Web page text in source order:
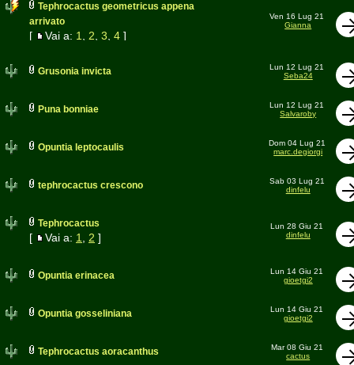
Tephrocactus geometricus appena
arrivato
[ Vai a: 1 2 3 4]
Ven 16 Lug 21
Gianna
Grusonia invicta
Lun 12 Lug 21
Seba24
Puna bonniae
Lun 12 Lug 21
Salvaroby
Opuntia leptocaulis
Dom 04 Lug 21
marc.degiorgi
tephrocactus crescono
Sab 03 Lug 21
dinfelu
Tephrocactus
[ Vai a: 1 2 ]
Lun 28 Giu 21
dinfelu
Opuntia erinacea
Lun 14 Giu 21
gioetgi2
Opuntia gosseliniana
Lun 14 Giu 21
gioetgi2
Tephrocactus aoracanthus
Mar 08 Giu 21
cactus